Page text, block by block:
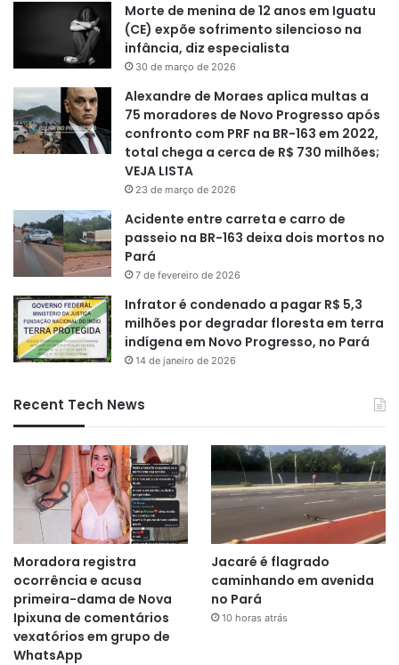
Morte de menina de 12 anos em Iguatu
(CE) expõe sofrimento silencioso na
infância, diz especialista
30 de março de 2026
Alexandre de Moraes aplica multas a
75 moradores de Novo Progresso após
confronto com PRF na BR-163 em 2022,
total chega a cerca de R$ 730 milhões;
VEJA LISTA
23 de março de 2026
Acidente entre carreta e carro de
passeio na BR-163 deixa dois mortos no
Pará
7 de fevereiro de 2026
Infrator é condenado a pagar R$ 5,3
milhões por degradar floresta em terra
indígena em Novo Progresso, no Pará
14 de janeiro de 2026
Recent Tech News
Moradora registra
ocorrência e acusa
primeira-dama de Nova
Ipixuna de comentários
vexatórios em grupo de
WhatsApp
Jacaré é flagrado
caminhando em avenida
no Pará
10 horas atrás